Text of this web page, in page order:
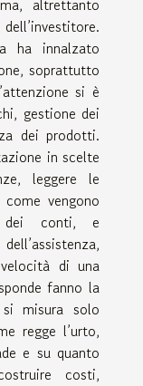
ha innalzato
soprattutto
si è
gestione dei
dei prodotti.
in scelte
leggere le
vengono
dei conti, e
di una
fanno la
misura solo
regge l’urto,
e su quanto
costi,